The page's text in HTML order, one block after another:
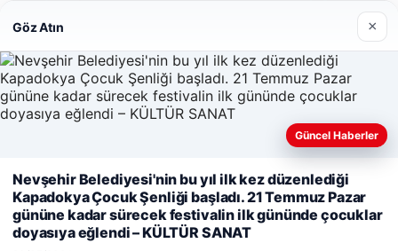
Son Eklenen Firmalar
Hastaş Beton
Web sitemizi nasıl kullandığınızı daha iyi anlayabilmek,
deneyiminizi kişiselleştirmek ve geliştirmek amacıyla çerezler
kullanıyoruz.Çerez Politikamız
Reddet
Göz Atın ×
Güncel Haberler
Nevşehir Belediyesi'nin bu yıl ilk kez düzenlediği
Kapadokya Çocuk Şenliği başladı. 21 Temmuz Pazar
gününe kadar sürecek festivalin ilk gününde çocuklar
doyasıya eğlendi – KÜLTÜR SANAT